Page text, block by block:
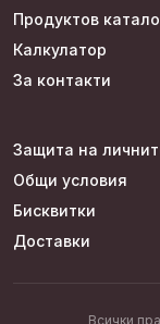
Продуктов
Калкулатор
За контакти
Защита на
Общи условия
Бисквитки
Доставки
Всички